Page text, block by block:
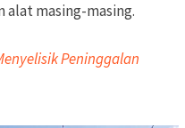
alat masing-masing.
Peninggalan